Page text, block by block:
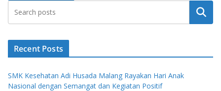
Search
Recent Posts
SMK Kesehatan Adi Husada Malang Rayakan Hari Anak
Nasional dengan Semangat dan Kegiatan Positif